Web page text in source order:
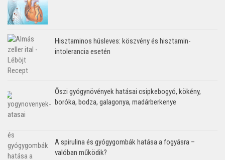
Hisztaminos húsleves: köszvény és hisztamin-
intolerancia esetén
Őszi gyógynövények hatásai csipkebogyó, kökény,
boróka, bodza, galagonya, madárberkenye
A spirulina és gyógygombák hatása a fogyásra –
valóban működik?